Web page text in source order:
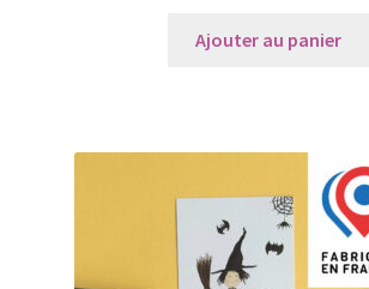
initial
actuel
Ajouter au panier